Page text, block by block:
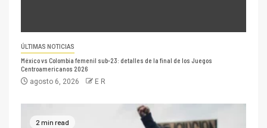
ÚLTIMAS NOTICIAS
México vs Colombia femenil sub-23: detalles de la final de los Juegos
Centroamericanos 2026
agosto 6, 2026 E R
2 min read